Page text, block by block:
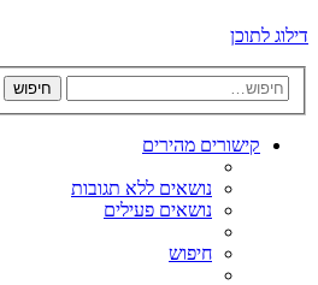
דילוג לתוכן
חיפוש
קישורים מהירים
נושאים ללא תגובות
נושאים פעילים
חיפוש